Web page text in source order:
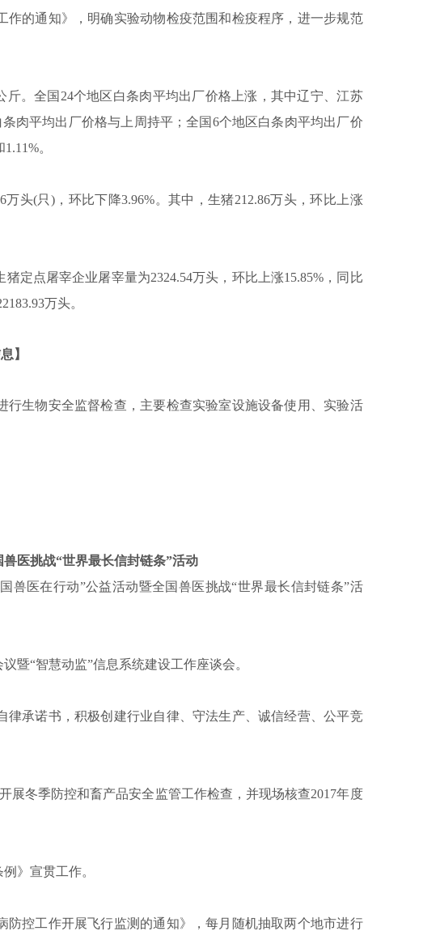
的通知》，明确实验动物检疫范围和检疫程序，进一步规范
斤。全国 24个地区白条肉平均出厂价格上涨，其中辽宁、江苏
肉平均出厂价格与上周持平；全国 6个地区白条肉平均出厂价
1.11%。
万头(只 )，环比下降3.96%。其中，生猪212.86万头，环比上涨
猪定点屠宰企业屠宰量为2324.54万头，环比上涨15.85% ，同比
万头。
】
生物安全监督检查，主要检查实验室设施设备使用、实验活
医挑战“世界最长信封链条”活动
兽医在行动”公益活动暨全国兽医挑战“世界最长信封链条”活
暨“智慧动监”信息系统建设工作座谈会。
律承诺书，积极创建行业自律、守法生产、诚信经营、公平竞
展冬季防控和畜产品安全监管工作检查，并现场核查2017年度
》宣贯工作。
控工作开展飞行监测的通知》，每月随机抽取两个地市进行